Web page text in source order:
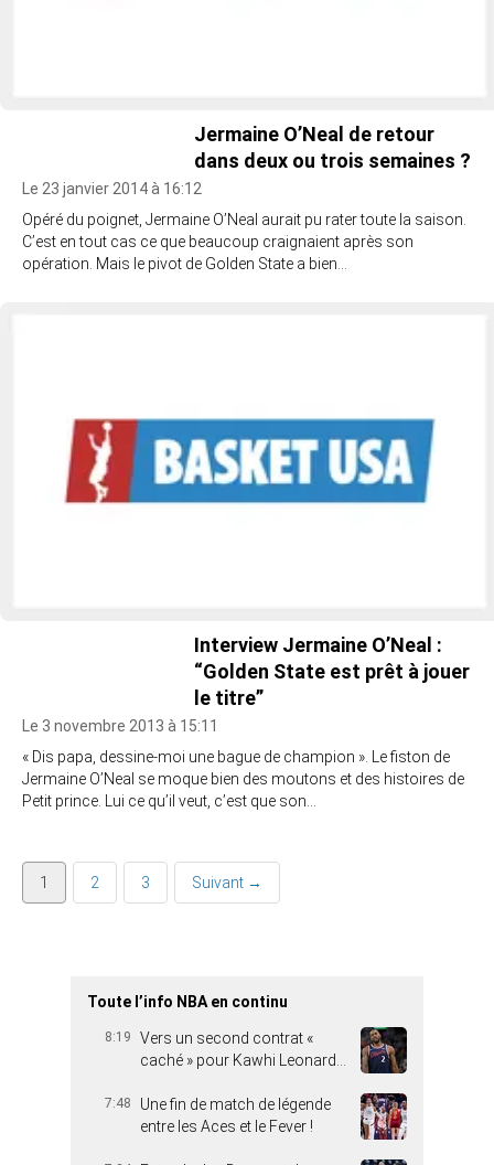
Jermaine O’Neal de retour
dans deux ou trois semaines ?
Le 23 janvier 2014 à 16:12
Opéré du poignet, Jermaine O’Neal aurait pu rater toute la saison.
C’est en tout cas ce que beaucoup craignaient après son
opération. Mais le pivot de Golden State a bien…
Interview Jermaine O’Neal :
“Golden State est prêt à jouer
le titre”
Le 3 novembre 2013 à 15:11
« Dis papa, dessine-moi une bague de champion ». Le fiston de
Jermaine O’Neal se moque bien des moutons et des histoires de
Petit prince. Lui ce qu’il veut, c’est que son…
1 2 3 Suivant →
Toute l’info NBA en continu
8:19
Vers un second contrat «
caché » pour Kawhi Leonard…
7:48
Une fin de match de légende
entre les Aces et le Fever !